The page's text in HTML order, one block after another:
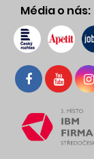
Média o nás: